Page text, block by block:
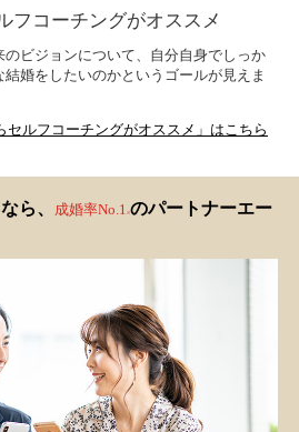
フコーチングがオススメ
ビジョンについて、自分自身でしっか
婚をしたいのかというゴールが見えま
セルフコーチングがオススメ」はこちら
ら、 成婚率No.1 ※のパートナーエー